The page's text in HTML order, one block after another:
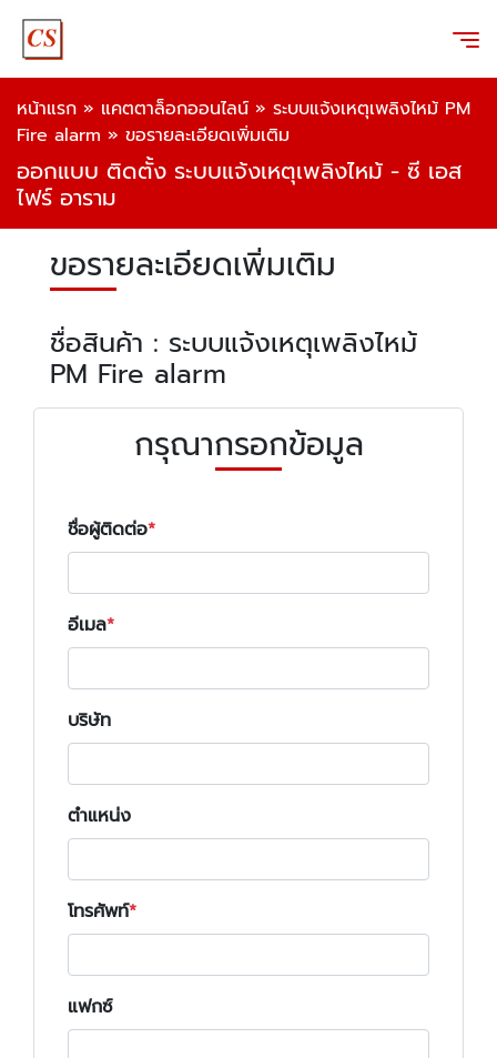
หน้าแรก » แคตตาล็อกออนไลน์ » ระบบแจ้งเหตุเพลิงไหม้ PM
Fire alarm » ขอรายละเอียดเพิ่มเติม
ออกแบบ ติดตั้ง ระบบแจ้งเหตุเพลิงไหม้ - ซี เอส
ไฟร์ อาราม
ขอรายละเอียดเพิ่มเติม
ชื่อสินค้า : ระบบแจ้งเหตุเพลิงไหม้
PM Fire alarm
กรุณากรอกข้อมูล
ชื่อผู้ติดต่อ
อีเมล
บริษัท
ตำแหน่ง
โทรศัพท์
แฟกซ์